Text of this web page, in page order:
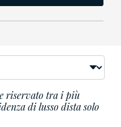
e riservato tra i più
di lusso dista solo